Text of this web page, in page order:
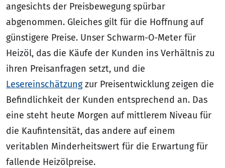
angesichts der Preisbewegung spürbar
abgenommen. Gleiches gilt für die Hoffnung auf
günstigere Preise. Unser Schwarm-O-Meter für
Heizöl, das die Käufe der Kunden ins Verhältnis zu
ihren Preisanfragen setzt, und die
Lesereinschätzungzur Preisentwicklung zeigen die
Befindlichkeit der Kunden entsprechend an. Das
eine steht heute Morgen auf mittlerem Niveau für
die Kaufintensität, das andere auf einem
veritablen Minderheitswert für die Erwartung für
fallende Heizölpreise.